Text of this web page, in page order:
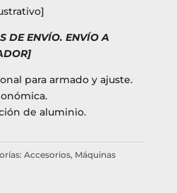
DE ENVÍO. ENVÍO A
para armado y ajuste.
de aluminio.
Accesorios, Máquinas